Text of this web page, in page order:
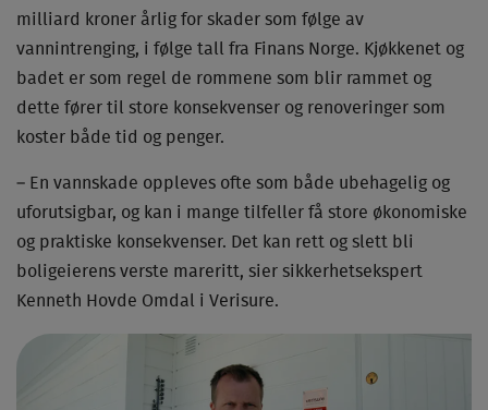
milliard kroner årlig for skader som følge av
vannintrenging, i følge tall fra Finans Norge. Kjøkkenet og
badet er som regel de rommene som blir rammet og
dette fører til store konsekvenser og renoveringer som
koster både tid og penger.
– En vannskade oppleves ofte som både ubehagelig og
uforutsigbar, og kan i mange tilfeller få store økonomiske
og praktiske konsekvenser. Det kan rett og slett bli
boligeierens verste mareritt, sier sikkerhetsekspert
Kenneth Hovde Omdal i Verisure.